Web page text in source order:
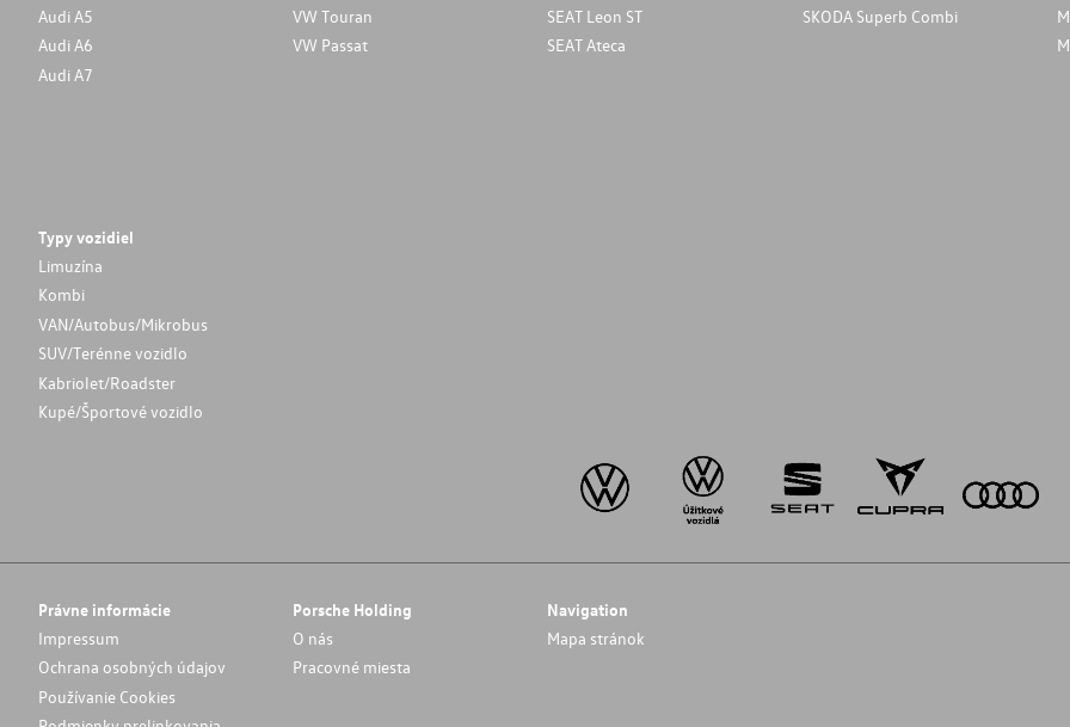
Audi A5
Audi A6
Audi A7
VW Touran
VW Passat
SEAT Leon ST
SEAT Ateca
SKODA Superb Combi
Typy vozidiel
Limuzína
Kombi
VAN/Autobus/Mikrobus
SUV/Terénne vozidlo
Kabriolet/Roadster
Kupé/Športové vozidlo
Právne informácie
Impressum
Ochrana osobných údajov
Používanie Cookies
Porsche Holding
O nás
Pracovné miesta
Navigation
Mapa stránok